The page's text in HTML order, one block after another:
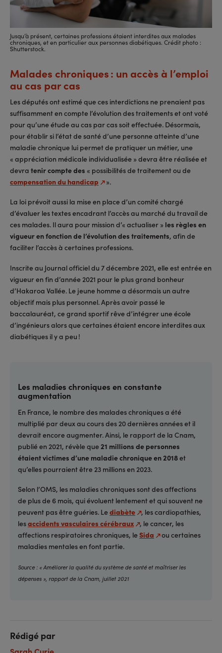
Jusqu’à présent, certaines professions étaient interdites aux malades
chroniques, et en particulier aux personnes diabétiques. Crédit photo :
Shutterstock.
Malades chroniques : un accès à l’emploi
au cas par cas
Les députés ont estimé que ces interdictions ne prenaient pas
suffisamment en compte l’évolution des traitements et ont voté
pour qu’une étude au cas par cas soit effectuée. Désormais,
pour établir si l’état de santé d’une personne atteinte d’une
maladie chronique lui permet de pratiquer un métier, une
« appréciation médicale individualisée » devra être réalisée et
devra tenir compte des « possibilités de traitement ou de
compensation du handicap
».
La loi prévoit aussi la mise en place d’un comité chargé
d’évaluer les textes encadrant l’accès au marché du travail de
ces malades. Il aura pour mission d’« actualiser » les règles en
vigueur en fonction de l’évolution des traitements, afin de
faciliter l’accès à certaines professions.
Inscrite au Journal officiel du 7 décembre 2021, elle est entrée en
vigueur en fin d’année 2021 pour le plus grand bonheur
d’Hakaroa Vallée. Le jeune homme a désormais un autre
objectif mais plus personnel. Après avoir passé le
baccalauréat, ce grand sportif rêve d’intégrer une école
d’ingénieurs alors que certaines étaient encore interdites aux
diabétiques il y a peu !
Les maladies chroniques en constante
augmentation
En France, le nombre des malades chroniques a été
multiplié par deux au cours des 20 dernières années et il
devrait encore augmenter. Ainsi, le rapport de la Cnam,
publié en 2021, révèle que21 millions de personnes
étaient victimes d’une maladie chronique en 2018et
qu’elles pourraient être 23 millions en 2023.
Selon l’OMS, les maladies chroniques sont des affections
de plus de 6 mois, qui évoluent lentement et qui souvent ne
peuvent pas être guéries. Lediabète , les cardiopathies,
lesaccidents vasculaires cérébraux , le cancer, les
affections respiratoires chroniques, leSida
ou certaines
maladies mentales en font partie.
Source : « Améliorer la qualité du système de santé et maîtriser les
dépenses », rapport de la Cnam, juillet 2021
Rédigé par